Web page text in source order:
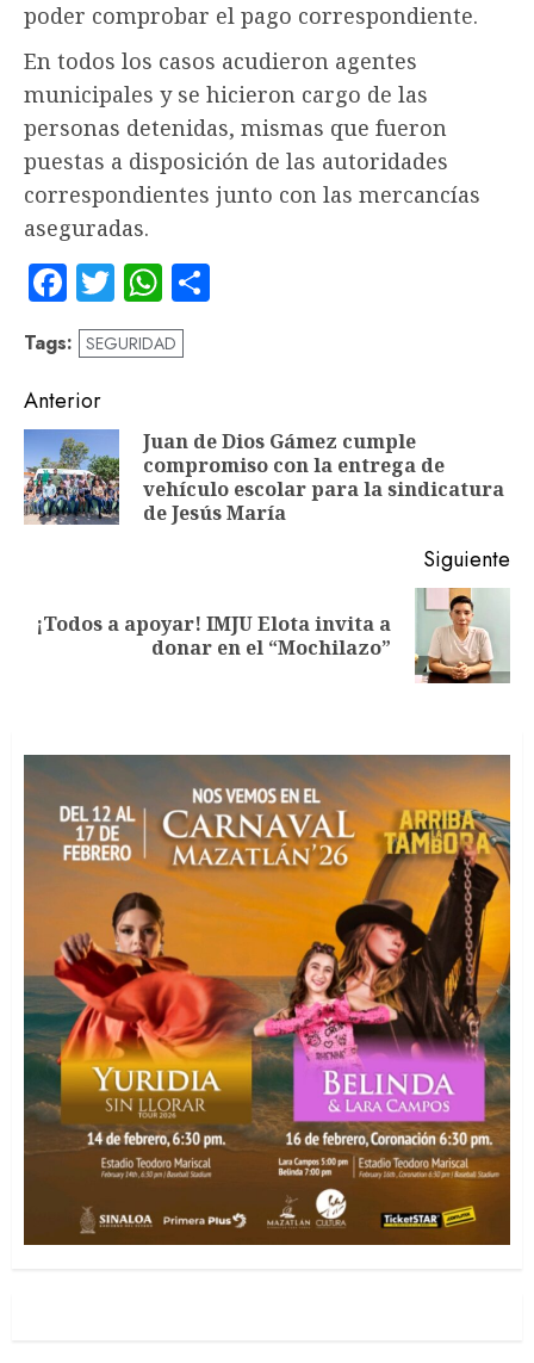
poder comprobar el pago correspondiente.
En todos los casos acudieron agentes
municipales y se hicieron cargo de las
personas detenidas, mismas que fueron
puestas a disposición de las autoridades
correspondientes junto con las mercancías
aseguradas.
Facebook
TwitterWhatsApp
Tags: SEGURIDAD
Navegación
de
entradas
Anterior
Juan de Dios Gámez cumple
compromiso con la entrega de
vehículo escolar para la sindicatura
de Jesús María
Siguiente
Siguiente
¡Todos a apoyar! IMJU Elota invita a
donar en el “Mochilazo”